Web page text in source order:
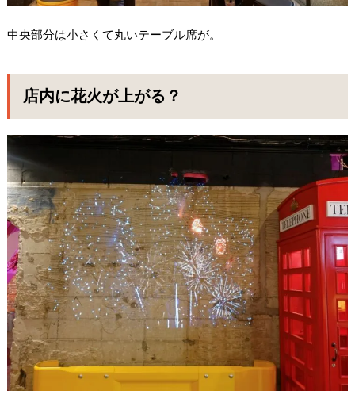
中央部分は小さくて丸いテーブル席が。
店内に花火が上がる？